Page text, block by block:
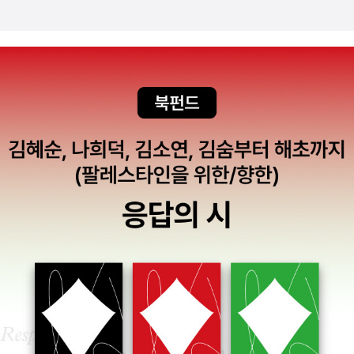
깨닫는다. 이제 과거와는 단절하고 외국 열강에 맞서 스스로를 지키
기 위해 어떤 노력을 기울여야함을 느낀 것이다. 특히나 전쟁에서 확
인한 서양의 대포를 비롯한 화기는 큰 충격이었던 것 같다. 이후 그들
은 부국 강병책을 위해 서양 무기 수용에 찬성하는 입장을 보이게 된
다. 물론 새로운 환경에 맞춰 의견 갈등은 있었으나 정도의 차이일 뿐
기본적으로 대부분은 수용한다는 입장을 보인다. 전통과의 단절에 대
한 압박은 서양 종교의 포교의 영향도 무시하지 못할 것이다. 기독교
체계를 세우고 청나라 전 지역에 대한 자유로운 이동, 경비 마련 등이
필요했다. 1860년 프랑스와의 사이에서 조약이 체결되면서 중국에
서의 모든 기독교 선교가 가능해진다. 그렇지만 과거의 유산은 깊었
다. 송나라 시기 이후 기독교는 유가적 세계와 충돌을 일으켰으며 기
행되었는데, 이후로는 소식이 없는 듯하다.'옥스퍼드 미술사'(Oxford
History of Art) 중에서는 중국 미술, 20세기 디자인, 포토그래피가
같은 출판사에서 더 먼저 나온 <옥스퍼드 20세기 미술사전>(시공
사, 2001)과 <옥스퍼드 미술사전>(시공사, 2002)은 번역서 제목과
(Handbook)' 시리즈 중에는 <인지언어학 옥스퍼드 핸드북>(로고
크론>(학고방, 2022), <옥스퍼드 세계도시문명사>(책과함께, 202
3), <옥스퍼드 출판의 미래>(교유서가, 2024)가 번역되었고, '사
전'(Dictionary) 시리즈 중에는 <옥스포드 교황 사전>(분도출판사,
2014)이 번역되었다.옥스퍼드의 개론 시리즈로는 '짧은 개론'(A Sh
ort Introduction)과 '아주 짧은 개론'(A Very Short Introductio
2 아편(鴉片). 이제는 고전적인 약물이 되고 말았지만, 페어뱅크(Jo
19세기 말에 중국 인구의 약 10%가 아편 중독 상태에 있었을 것으로
추산될 정도로 강력한 마약이었다. 물론, 청(淸)의 아편은 인도에서
재투자되었다는 점에서 1920년대 당시 만주와 국내산 아편이 유통
된 우리나라와 진행된 양상은 달랐다. 그렇지만, 우리나라에도 적지
않은 중독자가 있었음을 생각해본다면, 전체 인구의 약 10%가 중독
되었다는 통계가 의미하는 바는 적지 않다. 청나라의 아편이 자본주
망에 빠진 이들의 안식처가 되었다는 점은 차이가 있었을지 모르겠지
만, 마약 문제의 심각성과 이들을 바라보는 시선의 차가움은 매한가
지가 아니었을까. 1836년 무렵에는 매년 대략 1,820톤의 아편이 중
국으로 수입되고 있었다. 아편 중독자는 나날이 증가하고 있는 것 같
문고)이 고전적인 저작이다.저자가 거기에 덧붙이고 있는 건존 맥켄
지의 <오리엔탈리즘:예술과 역사>(문화디자인, 2006)이다. D.카나
딘의 책 <오리엔탈리즘: 영국은 자신의 제국을 어떻게 바라보았나>
(2001)와 함께 '에드워드 사이드의 입장에 반대하는 대응들'로 제시
되고 있다. 식민지와 탈식민지에 관한 연구서로는단연로버트 영의 <
포스트식민주의 또는 포스트컨티넨털리즘>(박종철출판사, 2005)
(앞의 책의 다이제스트판 정도 되겠다).J.A. 홉슨의 <제국주의>(창
비, 2003)은 프란츠 파농의 <대지의 저주받은 사람들>(그린비, 20
04)과 함께 '제국에 반대하는 오랜 전통에서 가장 지속적으로 반향을
얻고 있는 텍스트들'로 거명된다(국내엔 파농의 책 두 권과 전기 두